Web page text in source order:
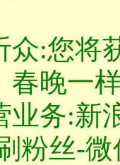
众:您将
春晚一
业务:新
粉丝-